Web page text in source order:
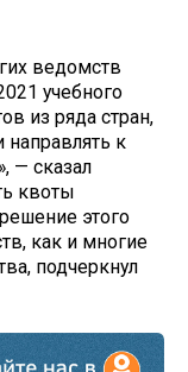
ведомств
учебного
из ряда стран,
к
— сказал
квоты
этого
как и многие
подчеркнул